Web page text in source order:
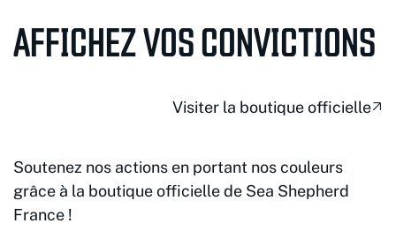
AFFICHEZ VOS CONVICTIONS
Visiter la boutique officielle
Soutenez nos actions en portant nos couleurs
grâce à la boutique officielle de Sea Shepherd
France !